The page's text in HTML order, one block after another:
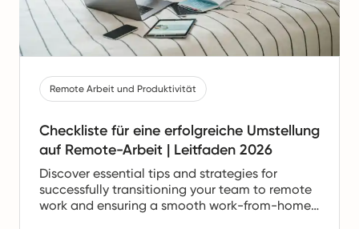
Remote Arbeit und Produktivität
Checkliste für eine erfolgreiche Umstellung
auf Remote-Arbeit | Leitfaden 2026
Discover essential tips and strategies for
successfully transitioning your team to remote
work and ensuring a smooth work-from-home